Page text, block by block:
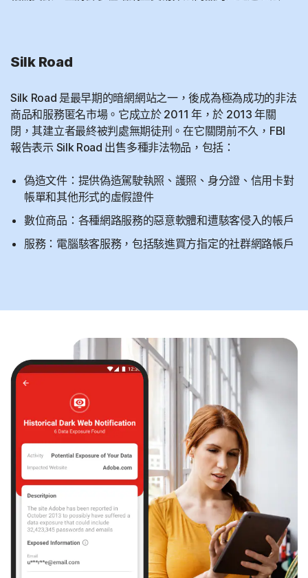
Silk Road
Silk Road 是最早期的暗網網站之一，後成為極為成功的非法
商品和服務匿名市場。它成立於 2011 年，於 2013 年關
閉，其建立者最終被判處無期徒刑。在它關閉前不久，FBI
報告表示 Silk Road 出售多種非法物品，包括：
偽造文件：提供偽造駕駛執照、護照、身分證、信用卡對
帳單和其他形式的虛假證件
數位商品：各種網路服務的惡意軟體和遭駭客侵入的帳戶
服務：電腦駭客服務，包括駭進買方指定的社群網路帳戶